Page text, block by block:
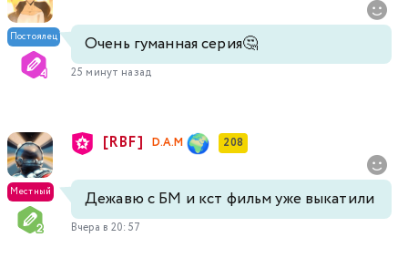
Постоялец Очень гуманная серия🤔
25 минут назад
Местный
[RBF] D.A.M 208
Дежавю с БМ и кст фильм уже выкатили
Вчера в 20:57